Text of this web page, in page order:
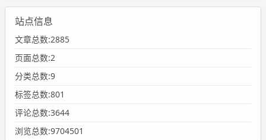
站点信息
文章总数:2885
页面总数:2
分类总数:9
标签总数:801
评论总数:3644
浏览总数:9704501